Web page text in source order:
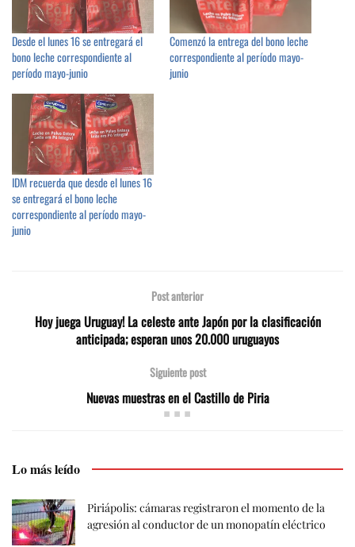
Desde el lunes 16 se entregará el
bono leche correspondiente al
período mayo-junio
Comenzó la entrega del bono leche
correspondiente al período mayo-
junio
IDM recuerda que desde el lunes 16
se entregará el bono leche
correspondiente al período mayo-
junio
Post anterior
Hoy juega Uruguay! La celeste ante Japón por la clasificación
anticipada; esperan unos 20.000 uruguayos
Siguiente post
Nuevas muestras en el Castillo de Piria
Lo más leído
Piriápolis: cámaras registraron el momento de la
agresión al conductor de un monopatín eléctrico